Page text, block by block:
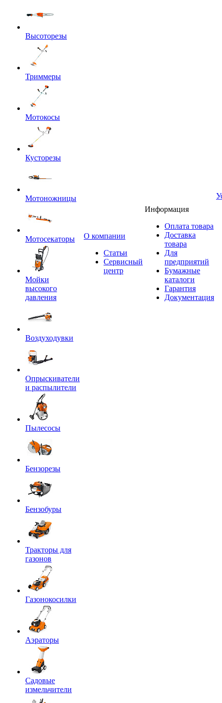
Высоторезы
Триммеры
Мотокосы
Кусторезы
Мотоножницы
Мотосекаторы
Мойки
высокого
давления
Воздуходувки
Опрыскиватели
и распылители
Пылесосы
Бензорезы
Бензобуры
Тракторы для
газонов
Газонокосилки
Аэраторы
Садовые
измельчители
O компании
Статьи
Сервисный
центр
Информация
Оплата товара
Доставка
товара
Для
предприятий
Бумажные
каталоги
Гарантия
Документация